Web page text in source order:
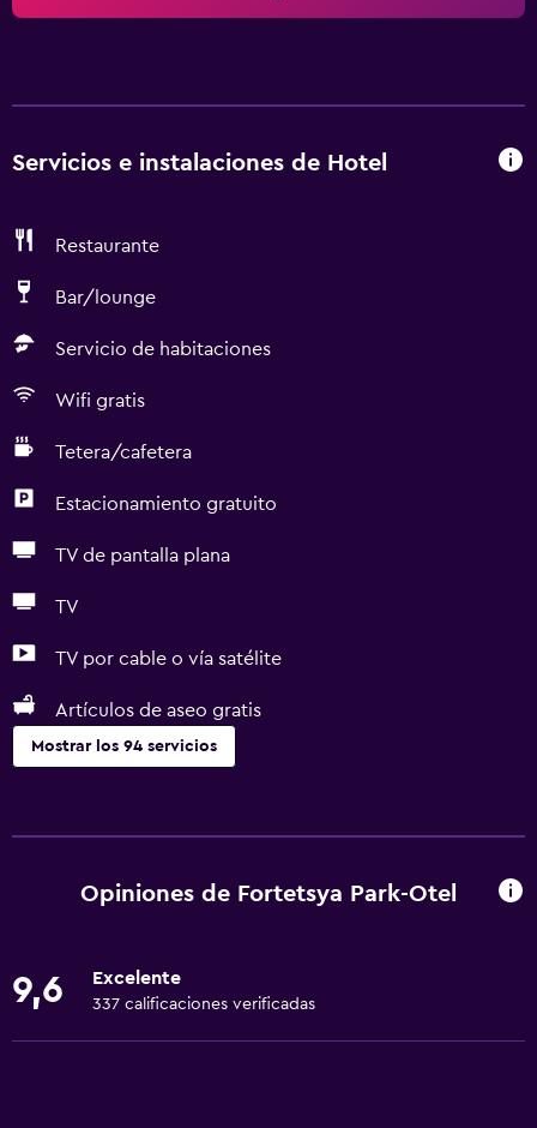
Servicios e instalaciones de Hotel
Restaurante
Bar/lounge
Servicio de habitaciones
Wifi gratis
Tetera/cafetera
Estacionamiento gratuito
TV de pantalla plana
TV
TV por cable o vía satélite
Artículos de aseo gratis
Mostrar los 94 servicios
Wifi gratis
Extinguidor
Opiniones de Fortetsya Park-Otel
9,6 Excelente
337 calificaciones verificadas